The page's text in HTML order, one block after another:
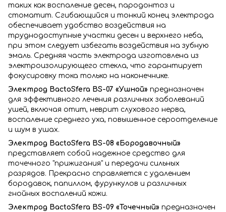
таких как воспаление десен, пародонтоз и
стоматит. Сгибающийся и тонкий конец электрода
обеспечивает удобство воздействия на
труднодоступные участки десен и верхнего неба,
при этом следует избегать воздействия на зубную
эмаль. Средняя часть электрода изготовлена из
электроизолирующего стекла, что гарантирует
фокусировку тока только на наконечнике.
Электрод BactoSfera BS-07 «Ушной» предназначен
для эффективного лечения различных заболеваний
ушей, включая отит, неврит слухового нерва,
воспаление среднего уха, повышенное сероотделение
и шум в ушах.
Электрод BactoSfera BS-08 «Бородавочный»
представляет собой надежное средство для
точечного "прижигания" и передачи сильных
разрядов. Прекрасно справляется с удалением
бородавок, папиллом, фурункулов и различных
гнойных воспалений кожи.
Электрод BactoSfera BS-09 «Точечный» предназначен